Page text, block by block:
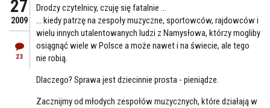
27
2009
23
Drodzy czytelnicy, czuję się fatalnie ...
... kiedy patrzę na zespoły muzyczne, sportowców, rajdowców i
wielu innych utalentowanych ludzi z Namysłowa, którzy mogliby
osiągnąć wiele w Polsce a może nawet i na świecie, ale tego
nie robią.
Dlaczego? Sprawa jest dziecinnie prosta - pieniądze.
Zacznijmy od młodych zespołów muzycznych, które działają w